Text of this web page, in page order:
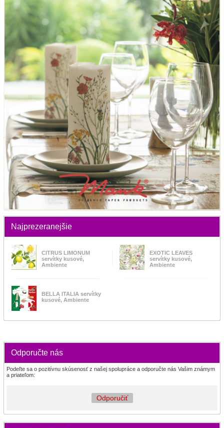
Najprezeranejšie
CITRUS LIMONUM
servítky kusové,
Ambiente
EXOTIC LEAVES
servítky kusové,
Ambiente
BELLA ITALIA servítky
kusové, Ambiente
Odporučte nás
Podeľte sa o pozitívnu skúsenosť z našej spolupráce a odporučte nás Vašim známym
a priateľom:
Odporučiť